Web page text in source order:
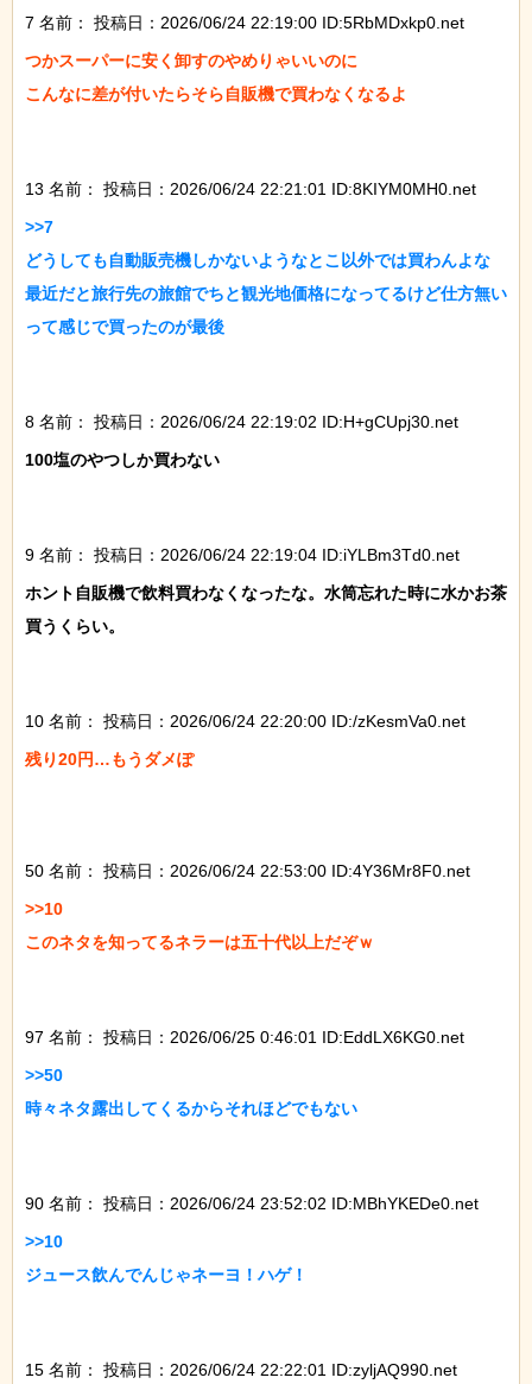
7 名前：
投稿日：2026/06/24 22:19:00 ID:5RbMDxkp0.net
つかスーパーに安く卸すのやめりゃいいのに
こんなに差が付いたらそら自販機で買わなくなるよ
13 名前：
投稿日：2026/06/24 22:21:01 ID:8KIYM0MH0.net
>>7
どうしても自動販売機しかないようなとこ以外では買わんよな
最近だと旅行先の旅館でちと観光地価格になってるけど仕方無い
って感じで買ったのが最後
8 名前：
投稿日：2026/06/24 22:19:02 ID:H+gCUpj30.net
100塩のやつしか買わない
9 名前：
投稿日：2026/06/24 22:19:04 ID:iYLBm3Td0.net
ホント自販機で飲料買わなくなったな。水筒忘れた時に水かお茶
買うくらい。
10 名前：
投稿日：2026/06/24 22:20:00 ID:/zKesmVa0.net
残り20円…もうダメぽ
50 名前：
投稿日：2026/06/24 22:53:00 ID:4Y36Mr8F0.net
>>10
このネタを知ってるネラーは五十代以上だぞｗ
97 名前：
投稿日：2026/06/25 0:46:01 ID:EddLX6KG0.net
>>50
時々ネタ露出してくるからそれほどでもない
90 名前：
投稿日：2026/06/24 23:52:02 ID:MBhYKEDe0.net
>>10
ジュース飲んでんじゃネーヨ！ハゲ！
15 名前：
投稿日：2026/06/24 22:22:01 ID:zyljAQ990.net